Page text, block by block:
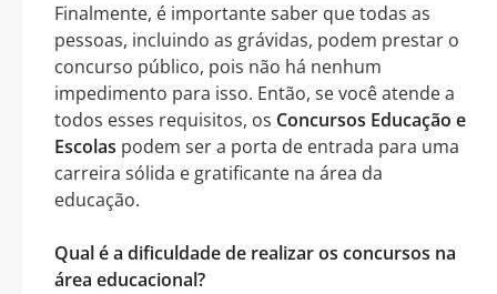
Finalmente, é importante saber que todas as
pessoas, incluindo as grávidas, podem prestar o
concurso público, pois não há nenhum
impedimento para isso. Então, se você atende a
todos esses requisitos, os Concursos Educação e
Escolas podem ser a porta de entrada para uma
carreira sólida e gratificante na área da
educação.
Qual é a dificuldade de realizar os concursos na
área educacional?